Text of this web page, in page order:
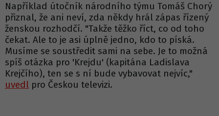
Například útočník národního týmu Tomáš Chorý
přiznal, že ani neví, zda někdy hrál zápas řízený
ženskou rozhodčí. "Takže těžko říct, co od toho
čekat. Ale to je asi úplně jedno, kdo to píská.
Musíme se soustředit sami na sebe. Je to možná
spíš otázka pro 'Krejdu' (kapitána Ladislava
Krejčího), ten se s ní bude vybavovat nejvíc,"
uvedl pro Českou televizi.